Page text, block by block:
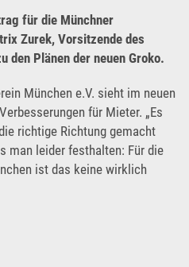
für die Münchner
Zurek, Vorsitzende des
den Plänen der neuen Groko.
München e.V. sieht im neuen
für Mieter. „Es
richtige Richtung gemacht
man leider festhalten: Für die
ist das keine wirklich